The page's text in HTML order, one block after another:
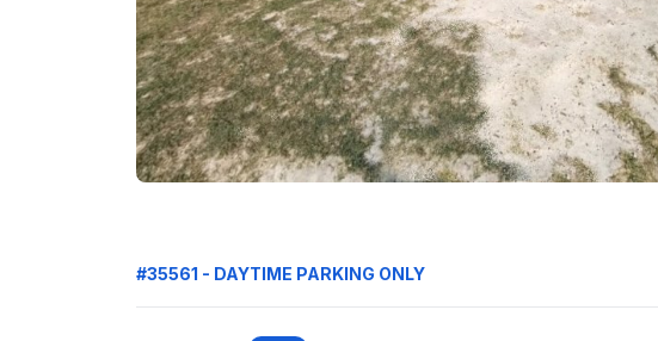
#35561 - DAYTIME PARKING ONLY